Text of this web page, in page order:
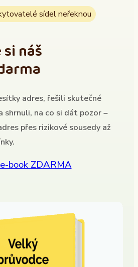
sídel neřeknou
náš
adres, řešili skutečné
shrnuli, na co si dát pozor –
přes rizikové sousedy až
book ZDARMA